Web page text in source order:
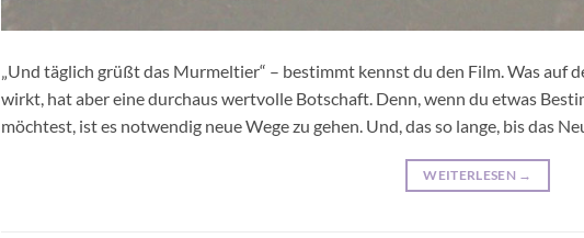
„Und täglich grüßt das Murmeltier“ – bestimmt kennst du den Film. Was auf
wirkt, hat aber eine durchaus wertvolle Botschaft. Denn, wenn du etwas
möchtest, ist es notwendig neue Wege zu gehen. Und, das so lange, bis das
WEITERLESEN →